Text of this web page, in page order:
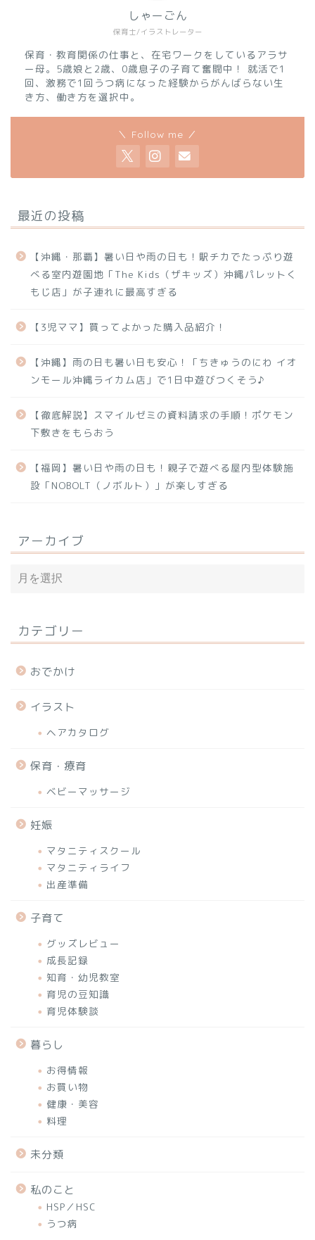
保育士/イラストレーター
しゃーごん
保育・教育関係の仕事と、在宅ワークをしているアラサ
ー母。5歳娘と2歳、0歳息子の子育て奮闘中！ 就活で1
回、激務で1回うつ病になった経験からがんばらない生
き方、働き方を選択中。
＼ Follow me ／
最近の投稿
【沖縄・那覇】暑い日や雨の日も！駅チカでたっぷり遊
べる室内遊園地「The Kids（ザキッズ）沖縄パレットく
もじ店」が子連れに最高すぎる
【3児ママ】買ってよかった購入品紹介！
【沖縄】雨の日も暑い日も安心！「ちきゅうのにわ イオ
ンモール沖縄ライカム店」で1日中遊びつくそう♪
【徹底解説】スマイルゼミの資料請求の手順！ポケモン
下敷きをもらおう
【福岡】暑い日や雨の日も！親子で遊べる屋内型体験施
設「NOBOLT（ノボルト）」が楽しすぎる
アーカイブ
カテゴリー
おでかけ
イラスト
ヘアカタログ
保育・療育
ベビーマッサージ
妊娠
マタニティスクール
マタニティライフ
出産準備
子育て
グッズレビュー
成長記録
知育・幼児教室
育児の豆知識
育児体験談
暮らし
お得情報
お買い物
健康・美容
料理
未分類
私のこと
HSP／HSC
うつ病